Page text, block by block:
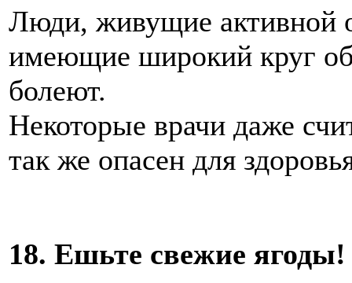
Люди, живущие активной
имеющие широкий круг
болеют.
Некоторые врачи даже
так же опасен для
18. Ешьте свежие ягоды!